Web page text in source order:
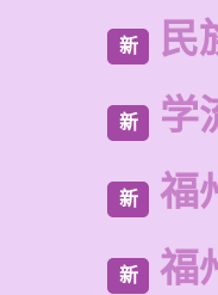
新 民
新 学
新 福
新 福